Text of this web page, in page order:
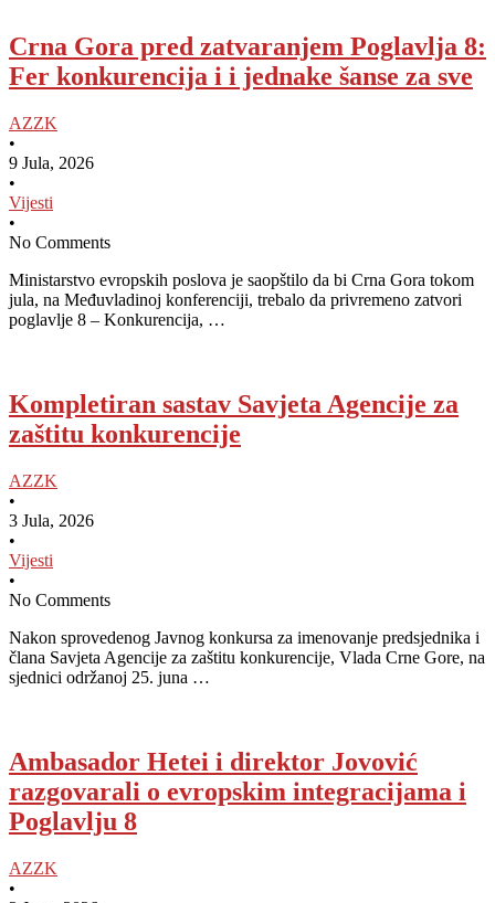
Crna Gora pred zatvaranjem Poglavlja 8:
Fer konkurencija i i jednake šanse za sve
AZZK
•
9 Jula, 2026
•
Vijesti
•
No Comments
Ministarstvo evropskih poslova je saopštilo da bi Crna Gora tokom
jula, na Međuvladinoj konferenciji, trebalo da privremeno zatvori
poglavlje 8 – Konkurencija, …
Kompletiran sastav Savjeta Agencije za
zaštitu konkurencije
AZZK
•
3 Jula, 2026
•
Vijesti
•
No Comments
Nakon sprovedenog Javnog konkursa za imenovanje predsjednika i
člana Savjeta Agencije za zaštitu konkurencije, Vlada Crne Gore, na
sjednici održanoj 25. juna …
Ambasador Hetei i direktor Jovović
razgovarali o evropskim integracijama i
Poglavlju 8
AZZK
•